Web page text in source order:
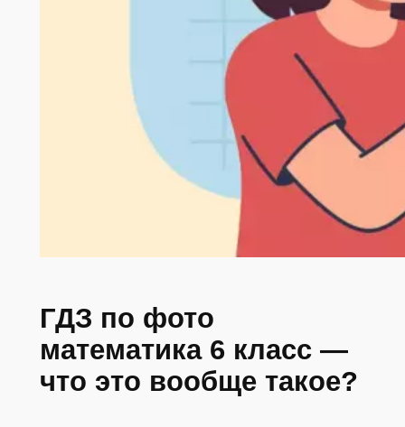
ГДЗ по фото
математика 6 класс —
что это вообще такое?